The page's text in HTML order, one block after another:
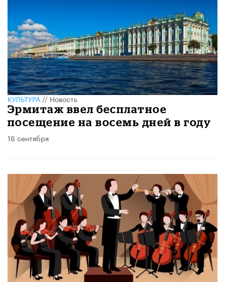
КУЛЬТУРА//Новость
Эрмитаж ввел бесплатное
посещение на восемь дней в году
16 сентября